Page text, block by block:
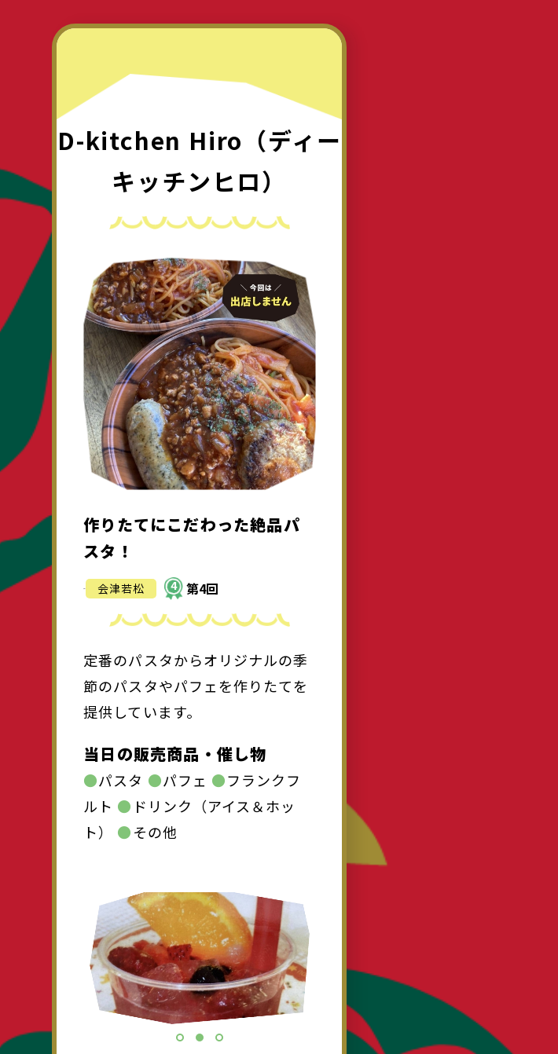
D-kitchen Hiro（ディー
キッチンヒロ）
作りたてにこだわった絶品パ
スタ！
会津若松 4 第4回
定番のパスタからオリジナルの季
節のパスタやパフェを作りたてを
提供しています。
当日の販売商品・催し物
●パスタ ●パフェ ●フランクフ
ルト ● ドリンク（アイス＆ホッ
ト） ●その他